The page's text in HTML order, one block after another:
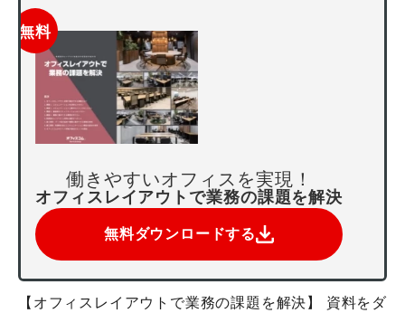
無料
働きやすいオフィスを実現！
オフィスレイアウトで業務の課題を解決
無料ダウンロードする
【オフィスレイアウトで業務の課題を解決】 資料をダ